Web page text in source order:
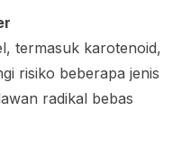
termasuk karotenoid,
risiko beberapa jenis
radikal bebas